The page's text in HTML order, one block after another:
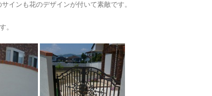
インも花のデザインが付いて素敵です。
。